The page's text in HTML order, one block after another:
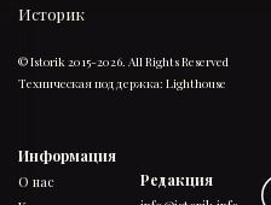
Историк
© Istorik 2015-2026. All Rights Reserved
Техническая поддержка: Lighthouse
Информация
О нас
Редакция